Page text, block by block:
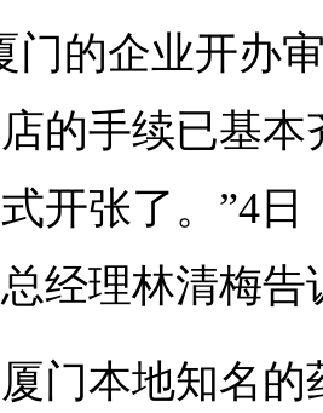
门的企业开办
的手续已基
开张了。”4
经理林清梅告
门本地知名